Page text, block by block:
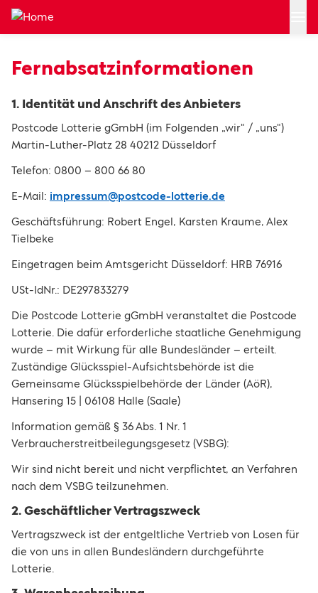
Zum Hauptinhalt springen
Fernabsatzinformationen
1. Identität und Anschrift des Anbieters
Postcode Lotterie gGmbH (im Folgenden „wir“ / „uns“)
Martin-Luther-Platz 28 40212 Düsseldorf
Telefon: 0800 – 800 66 80
E-Mail: impressum@postcode-lotterie.de
Geschäftsführung: Robert Engel, Karsten Kraume, Alex
Tielbeke
Eingetragen beim Amtsgericht Düsseldorf: HRB 76916
USt-IdNr.: DE297833279
Die Postcode Lotterie gGmbH veranstaltet die Postcode
Lotterie. Die dafür erforderliche staatliche Genehmigung
wurde – mit Wirkung für alle Bundesländer – erteilt.
Zuständige Glücksspiel-Aufsichtsbehörde ist die
Gemeinsame Glücksspielbehörde der Länder (AöR),
Hansering 15 | 06108 Halle (Saale)
Information gemäß § 36 Abs. 1 Nr. 1
Verbraucherstreitbeilegungsgesetz (VSBG):
Wir sind nicht bereit und nicht verpflichtet, an Verfahren
nach dem VSBG teilzunehmen.
2. Geschäftlicher Vertragszweck
Vertragszweck ist der entgeltliche Vertrieb von Losen für
die von uns in allen Bundesländern durchgeführte
Lotterie.